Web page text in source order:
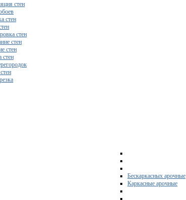
стен
стен
стен
стен
стен
стен
Бескаркасных арочные
Каркасные арочные